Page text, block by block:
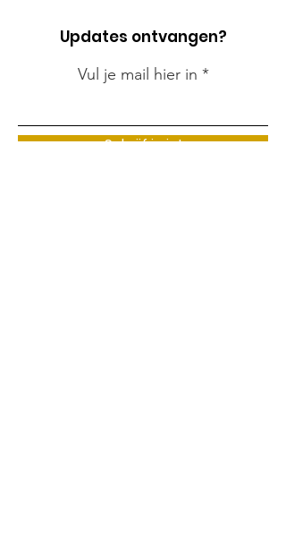
Updates ontvangen?
Vul je mail hier in
Schrijf je in!